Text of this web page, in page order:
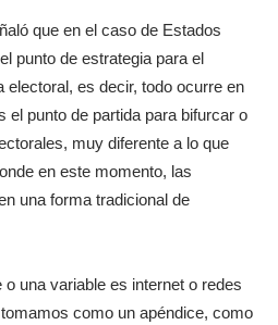
que en el caso de Estados
punto de estrategia para el
electoral, es decir, todo ocurre en
el punto de partida para bifurcar o
muy diferente a lo que
en este momento, las
una forma tradicional de
una variable es internet o redes
como un apéndice, como